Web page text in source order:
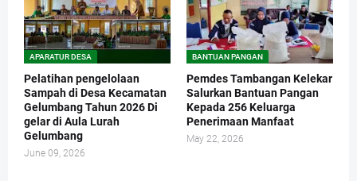
APARATUR DESA
Pelatihan pengelolaan
Sampah di Desa Kecamatan
Gelumbang Tahun 2026 Di
gelar di Aula Lurah
Gelumbang
June 09, 2026
BANTUAN PANGAN
Pemdes Tambangan Kelekar
Salurkan Bantuan Pangan
Kepada 256 Keluarga
Penerimaan Manfaat
May 22, 2026